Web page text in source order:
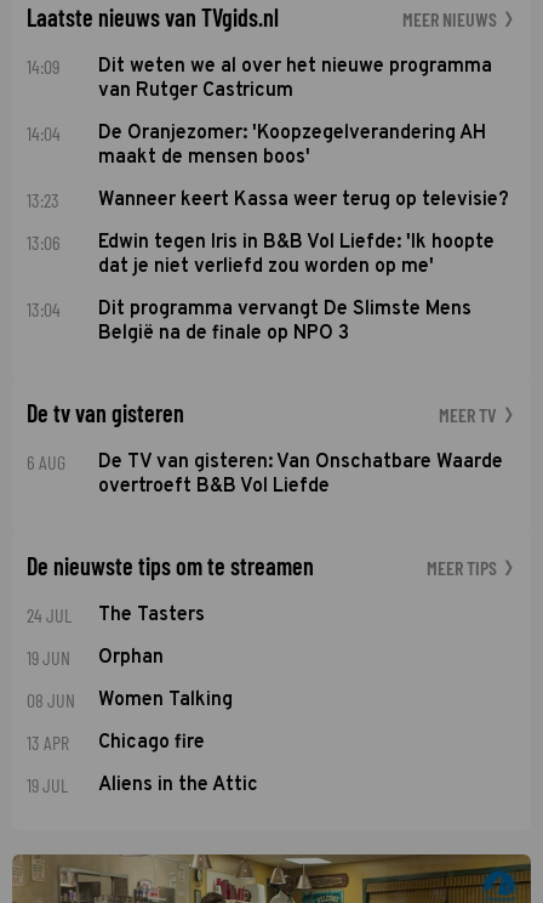
Laatste nieuws van TVgids.nl MEER NIEUWS
14:09
Dit weten we al over het nieuwe programma
van Rutger Castricum
14:04
De Oranjezomer: 'Koopzegelverandering AH
maakt de mensen boos'
13:23 Wanneer keert Kassa weer terug op televisie?
13:06
Edwin tegen Iris in B&B Vol Liefde: 'Ik hoopte
dat je niet verliefd zou worden op me'
13:04
Dit programma vervangt De Slimste Mens
België na de finale op NPO 3
De tv van gisteren MEER TV
6 AUG
De TV van gisteren: Van Onschatbare Waarde
overtroeft B&B Vol Liefde
De nieuwste tips om te streamen MEER TIPS
24 JUL The Tasters
19 JUN Orphan
08 JUN Women Talking
13 APR Chicago fire
19 JUL Aliens in the Attic